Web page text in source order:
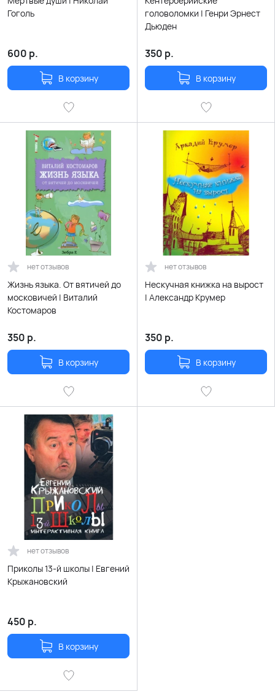
Гоголь
600 р.
В корзину
головоломки | Генри Эрнест
Дьюден
350 р.
В корзину
нет отзывов
Жизнь языка. От вятичей до
московичей | Виталий
Костомаров
350 р.
В корзину
нет отзывов
Нескучная книжка на вырост
| Александр Крумер
350 р.
В корзину
нет отзывов
Приколы 13-й школы | Евгений
Крыжановский
450 р.
В корзину